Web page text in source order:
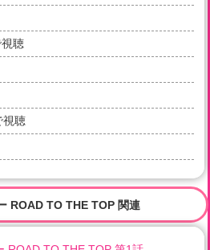
視聴
視聴
ROAD TO THE TOP 関連